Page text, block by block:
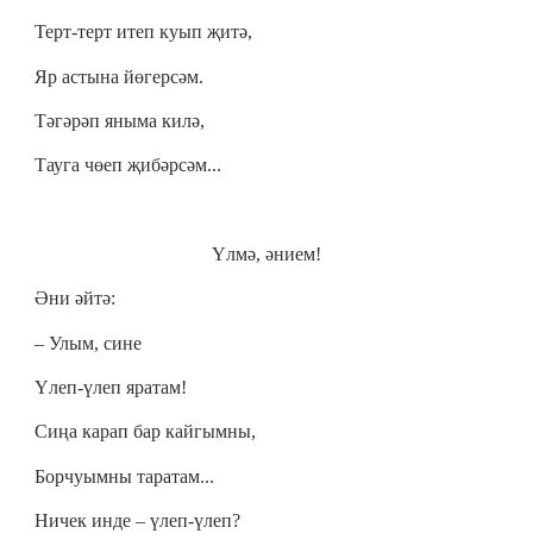
Терт-терт итеп куып җитә,
Яр астына йөгерсәм.
Тәгәрәп яныма килә,
Тауга чөеп җибәрсәм...
Үлмә, әнием!
Әни әйтә:
‒ Улым, сине
Үлеп-үлеп яратам!
Сиңа карап бар кайгымны,
Борчуымны таратам...
Ничек инде – үлеп-үлеп?